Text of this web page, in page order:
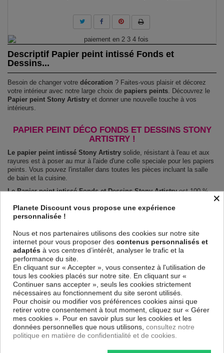
Descriptif Papier peint intissé Fonds et
Dessins...
Besoin de changer votre décoration ? Faites-vous plaisir et décorez
votre intérieur avec notre large choix de papiers peints. Découvrez le
Papier peint Stony Artistry et donner une nouvelle touche à vos
intérieurs.
PAPIER PEINT DÉCO FONDS ET DESSINS STONY
ARTISTRY !
Le papier peint intissé Stony Artistry solide, résistant à l'eau et aux
rayures est à poser au mur à l'aide d'une colle speciale pour les papiers
peints. Vous pouvez l'installer dans toutes les pièces incluant la salle
de bain et la cuisine.
Le Papier peint intissé Fonds et Dessins Stony Artistryest 100 %
sûr, parfait même pour la chambre à coucher et la chambre des enfants.
Impression haute qualité : impression numérique en résolution de
600dpi. Les couleurs sont vives et l’impression est résistante à l'eau et
Le papier peint dispose d'une surface demi terne, il couvre les
imperfections et laisse respirer le mur.
Notre large choix de papiers peints tendances et modernes constituent
un moyen simple et pas cher de donner une nouvelle touche à vos
intérieurs, il y en a pour tous les goût.
Emballage sécurisé pour la livraison
Avant d’être envoyé, le papier peint est enroulé et mis dans un gros
carton.
Montage facile : Chaque papier peint est partagé en lés de 50 cm.
Poids: 120 g/m2
Dimensions des panneaux Stony Artistry :
100x70: 50x70 50x70
150x105: 50x105 50x105 50x105
200x140: 50x140 50x140 50x140 50x140
×
Planete Discount vous propose une expérience
personnalisée !
Nous et nos partenaires utilisons des cookies sur notre site
internet pour vous proposer des contenus personnalisés et
adaptés à vos centres d’intérêt, analyser le trafic et la
performance du site.
En cliquant sur « Accepter », vous consentez à l'utilisation de
tous les cookies placés sur notre site. En cliquant sur «
Continuer sans accepter », seuls les cookies strictement
nécessaires au fonctionnement du site seront utilisés.
Pour choisir ou modifier vos préférences cookies ainsi que
retirer votre consentement à tout moment, cliquez sur « Gérer
mes cookies ». Pour en savoir plus sur les cookies et les
données personnelles que nous utilisons, consultez notre
politique en matière de confidentialité et de cookies.